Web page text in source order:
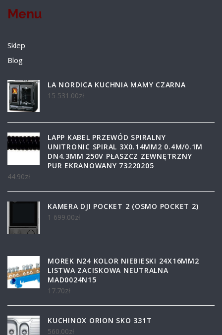
Menu
Sklep
Blog
LA NORDICA KUCHNIA MAMY CZARNA
15 531.00zł
LAPP KABEL PRZEWÓD SPIRALNY
UNITRONIC SPIRAL 3X0.14MM2 0.4M/0.1M
DN4.3MM 250V PŁASZCZ ZEWNĘTRZNY
PUR EKRANOWANY 73220205
44.90zł
KAMERA DJI POCKET 2 (OSMO POCKET 2)
1 699.00zł
MOREK N24 KOLOR NIEBIESKI 24X16MM2
LISTWA ZACISKOWA NEUTRALNA
MAD0024N15
17.70zł
KUCHINOX ORION SKO 331T
560.00zł